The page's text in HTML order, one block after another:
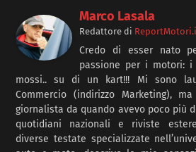
Marco Lasala
Redattore di
Credo di esser nato
passione per i motori:
mossi.. su di un kart!!! Mi sono
Commercio (indirizzo Marketing),
giornalista da quando avevo poco più
quotidiani nazionali e riviste
diverse testate specializzate